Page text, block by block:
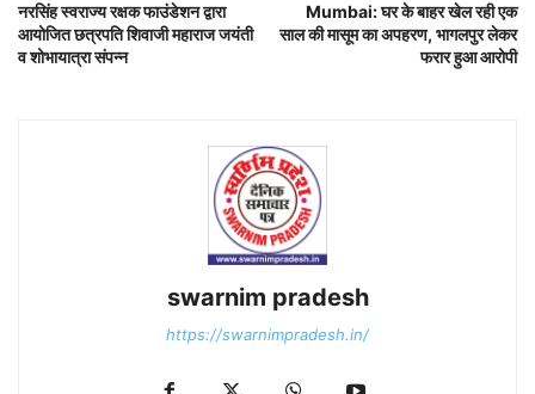
नरसिंह स्वराज्य रक्षक फाउंडेशन द्वारा
आयोजित छत्रपति शिवाजी महाराज जयंती
व शोभायात्रा संपन्न
Mumbai: घर के बाहर खेल रही एक
साल की मासूम का अपहरण, भागलपुर लेकर
फरार हुआ आरोपी
swarnim pradesh
https://swarnimpradesh.in/